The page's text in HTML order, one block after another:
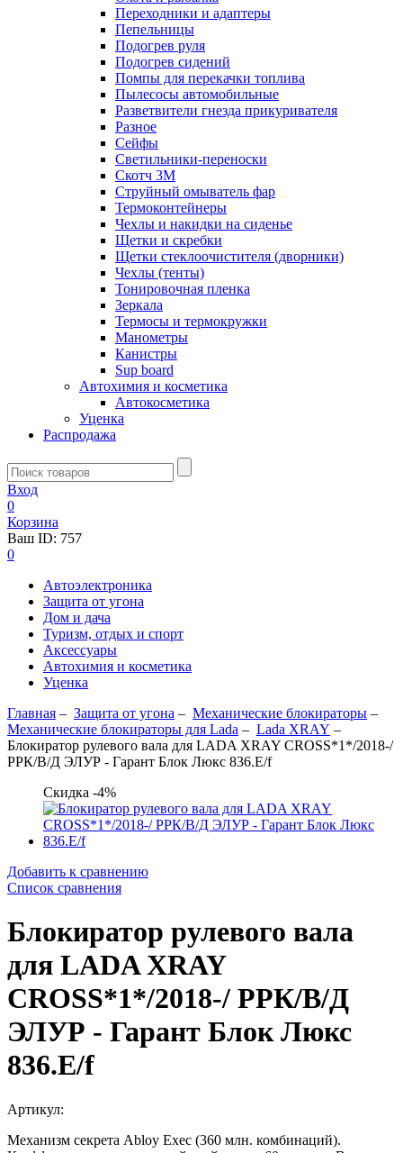
Переходники и адаптеры
Пепельницы
Подогрев руля
Подогрев сидений
Помпы для перекачки топлива
Пылесосы автомобильные
Разветвители гнезда прикуривателя
Разное
Сейфы
Светильники-переноски
Скотч 3М
Струйный омыватель фар
Термоконтейнеры
Чехлы и накидки на сиденье
Щетки и скребки
Щетки стеклоочистителя (дворники)
Чехлы (тенты)
Тонировочная пленка
Зеркалa
Термосы и термокружки
Манометры
Канистры
Sup board
Автохимия и косметика
Автокосметика
Уценка
Распродажа
Вход
0
Корзина
Ваш ID: 757
0
Автоэлектроника
Защита от угона
Дом и дача
Туризм, отдых и спорт
Аксессуары
Автохимия и косметика
Уценка
Главная – Защита от угона – Механические блoкираторы –
Механические блокираторы для Lada – Lada XRAY –
Блокиратор рулевого вала для LADA XRAY CROSS*1*/2018-/
РРК/В/Д ЭЛУР - Гарант Блок Люкс 836.E/f
Скидка -4%
Добавить к сравнению
Список сравнения
Блокиратор рулевого вала
для LADA XRAY
CROSS*1*/2018-/ РРК/В/Д
ЭЛУР - Гарант Блок Люкс
836.E/f
Артикул:
Механизм секрета Abloy Exec (360 млн. комбинаций).